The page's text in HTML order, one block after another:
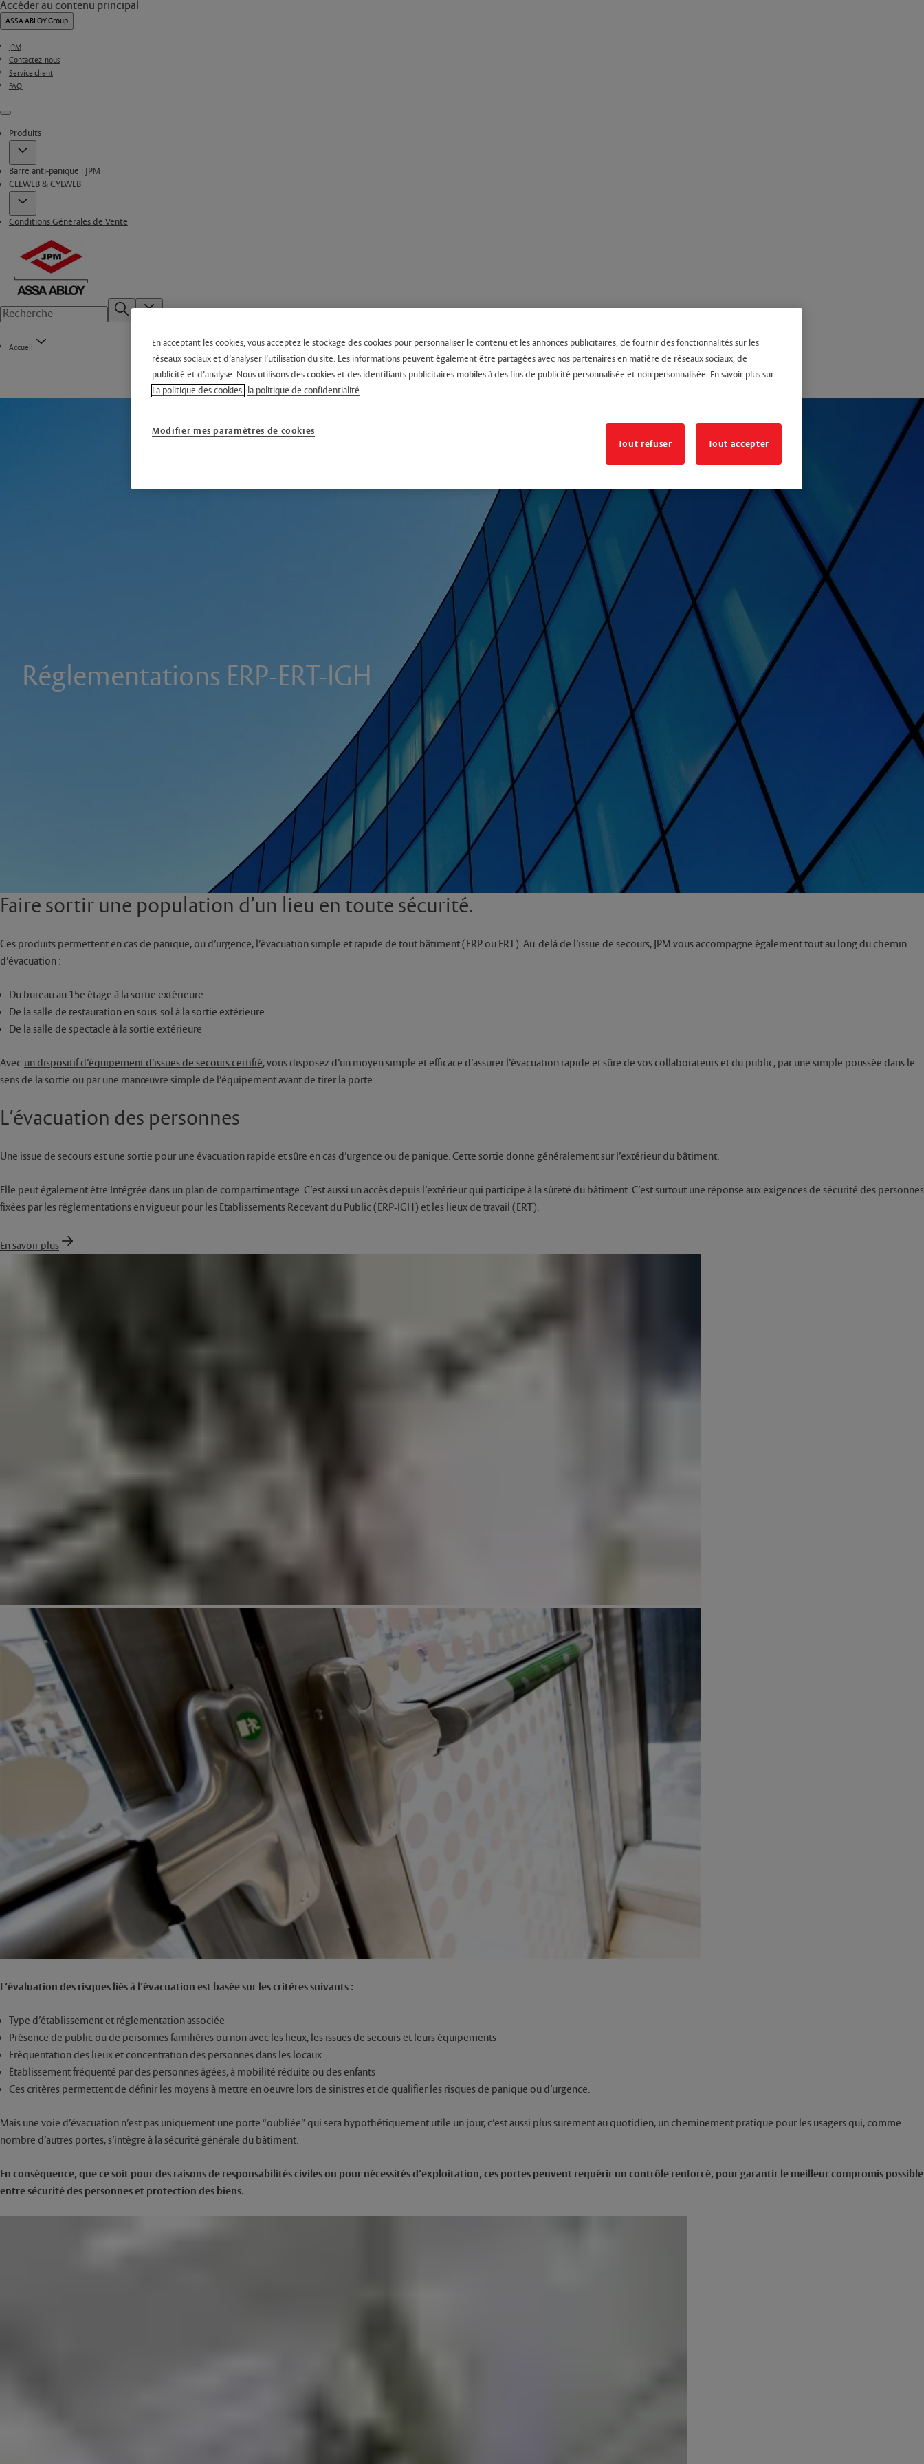
Accéder au contenu principal
ASSA ABLOY Group
JPM
Contactez-nous
Service client
FAQ
Menu
Produits
Barre anti-panique | JPM
CLEWEB & CYLWEB
Conditions Générales de Vente
Accueil
Réglementations ERP-ERT-IGH
Faire sortir une population d’un lieu en toute sécurité.
Ces produits permettent en cas de panique, ou d’urgence, l’évacuation simple et rapide de tout bâtiment (ERP ou ERT). Au-delà de l’issue de secours, JPM vous accompagne également tout au long du chemin
d’évacuation :
Du bureau au 15e étage à la sortie extérieure
De la salle de restauration en sous-sol à la sortie extérieure
De la salle de spectacle à la sortie extérieure
Avec un dispositif d’équipement d’issues de secours certifié, vous disposez d’un moyen simple et efficace d’assurer l’évacuation rapide et sûre de vos collaborateurs et du public, par une simple poussée dans le
sens de la sortie ou par une manœuvre simple de l’équipement avant de tirer la porte.
L’évacuation des personnes
Une issue de secours est une sortie pour une évacuation rapide et sûre en cas d’urgence ou de panique. Cette sortie donne généralement sur l’extérieur du bâtiment.
Elle peut également être Intégrée dans un plan de compartimentage. C’est aussi un accès depuis l’extérieur qui participe à la sûreté du bâtiment. C’est surtout une réponse aux exigences de sécurité des personnes
fixées par les réglementations en vigueur pour les Etablissements Recevant du Public (ERP-IGH) et les lieux de travail (ERT).
En savoir plus
L’évaluation des risques liés à l’évacuation est basée sur les critères suivants :
Type d’établissement et réglementation associée
Présence de public ou de personnes familières ou non avec les lieux, les issues de secours et leurs équipements
Fréquentation des lieux et concentration des personnes dans les locaux
Établissement fréquenté par des personnes âgées, à mobilité réduite ou des enfants
Ces critères permettent de définir les moyens à mettre en oeuvre lors de sinistres et de qualifier les risques de panique ou d’urgence.
Mais une voie d’évacuation n’est pas uniquement une porte “oubliée” qui sera hypothétiquement utile un jour, c’est aussi plus surement au quotidien, un cheminement pratique pour les usagers qui, comme
nombre d’autres portes, s’intègre à la sécurité générale du bâtiment.
En conséquence, que ce soit pour des raisons de responsabilités civiles ou pour nécessités d’exploitation, ces portes peuvent requérir un contrôle renforcé, pour garantir le meilleur compromis possible
entre sécurité des personnes et protection des biens.
En acceptant les cookies, vous acceptez le stockage des cookies pour personnaliser le contenu et les annonces publicitaires, de fournir des fonctionnalités sur les
réseaux sociaux et d’analyser l’utilisation du site. Les informations peuvent également être partagées avec nos partenaires en matière de réseaux sociaux, de
publicité et d’analyse. Nous utilisons des cookies et des identifiants publicitaires mobiles à des fins de publicité personnalisée et non personnalisée. En savoir plus sur :
La politique des cookies la politique de confidentialité
Modifier mes paramètres de cookies
Tout refuser
Tout accepter